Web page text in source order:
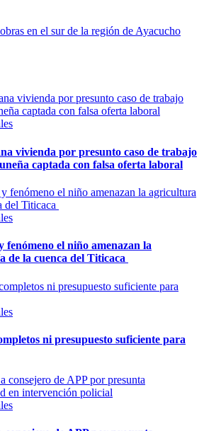
en el sur de la región de Ayacucho
vivienda por presunto caso de trabajo
captada con falsa oferta laboral
fenómeno el niño amenazan la
de la cuenca del Titicaca
ni presupuesto suficiente para